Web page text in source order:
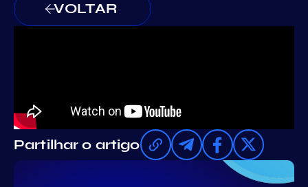
VOLTAR
Partilhar o artigo